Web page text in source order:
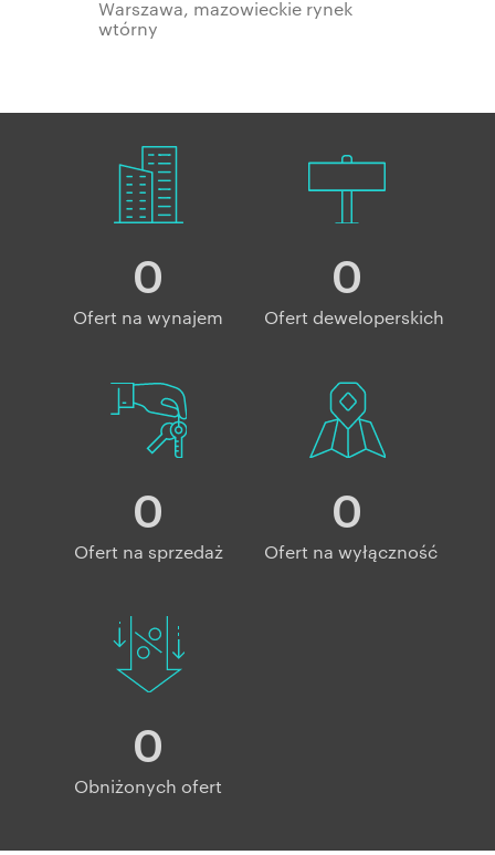
Warszawa, mazowieckie rynek
wtórny
0
Ofert na wynajem
0
Ofert deweloperskich
0
Ofert na sprzedaż
0
Ofert na wyłączność
0
Obniżonych ofert